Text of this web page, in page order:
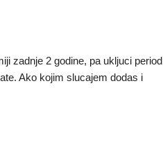
zadnje 2 godine, pa ukljuci period
Ako kojim slucajem dodas i